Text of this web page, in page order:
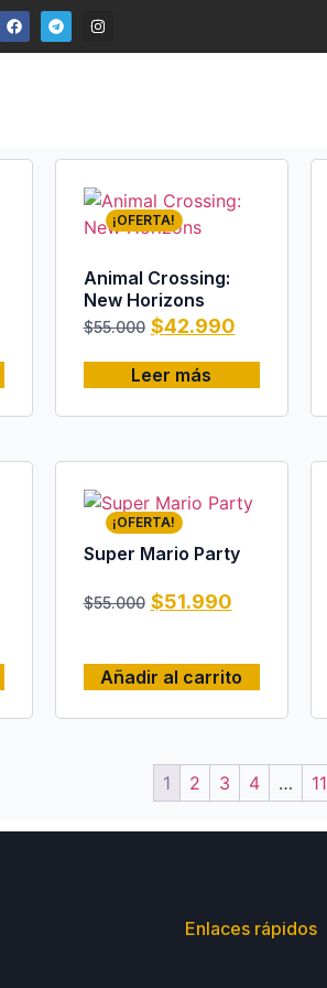
¡OFERTA!
Animal Crossing:
New Horizons
$55.000 $42.990
Leer más
¡OFERTA!
Super Mario Party
$55.000 $51.990
Añadir al carrito
1 2 3 4 … 11
Enlaces rápidos